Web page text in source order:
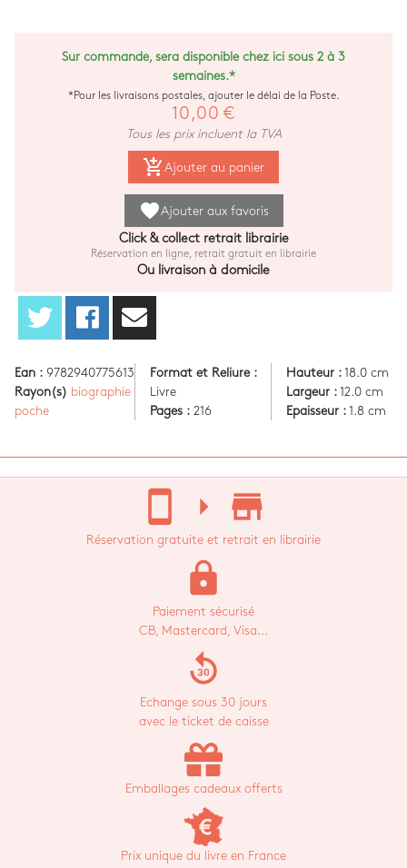
Sur commande, sera disponible chez ici sous 2 à 3
semaines.*
*Pour les livraisons postales, ajouter le délai de la Poste.
10,00 €
Tous les prix incluent la TVA
add_shopping_cart Ajouter au panier
favoriteAjouter aux favoris
Click & collect retrait librairie
Réservation en ligne, retrait gratuit en librairie
Ou livraison à domicile
Ean : 9782940775613
Rayon(s) biographie
poche
Format et Reliure :
Livre
Pages : 216
Hauteur :18.0 cm
Largeur :12.0 cm
Epaisseur :1.8 cm
stay_current_portrait arrow_right store_mall_directory
Réservation gratuite et retrait en librairie
lock
Paiement sécurisé
CB, Mastercard, Visa...
replay_30
Echange sous 30 jours
avec le ticket de caisse
Emballages cadeaux offerts
Prix unique du livre en France